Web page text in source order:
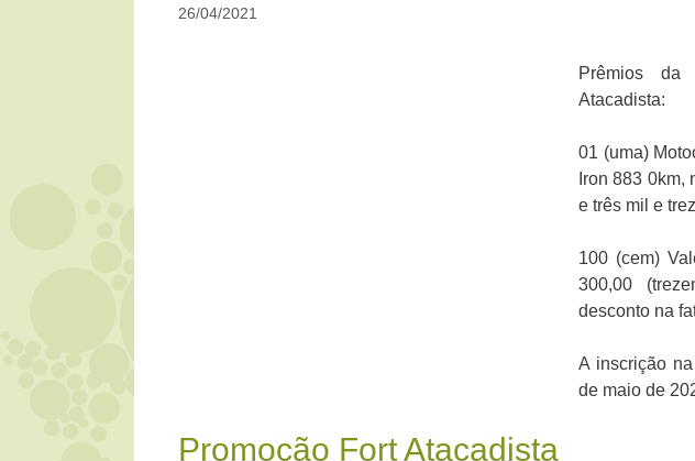
26/04/2021
Prêmios da
Atacadista:
01 (uma)
Iron 883 0km,
e três mil e
100 (cem)
300,00
desconto na
A inscrição
de maio de
Promoção Fort Atacadista